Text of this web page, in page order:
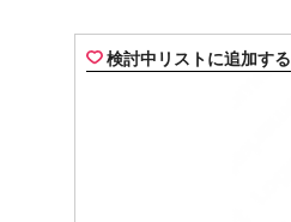
検討中リストに追加する